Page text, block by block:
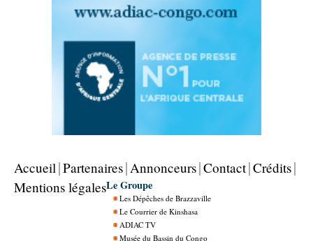
Accueil Partenaires Annonceurs Contact Crédits
Mentions légalesLe Groupe
Les Dépêches de Brazzaville
Le Courrier de Kinshasa
ADIAC TV
Musée du Bassin du Congo